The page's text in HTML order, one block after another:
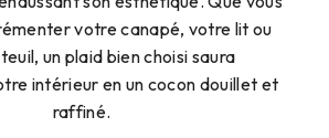
votre canapé, votre lit ou
un plaid bien choisi saura
intérieur en un cocon douillet et
raffiné.